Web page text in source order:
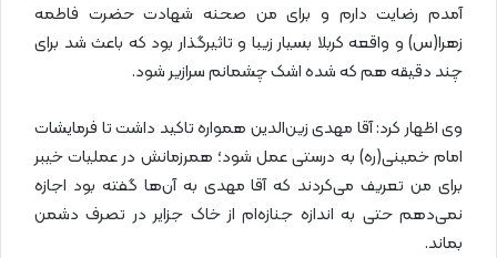
آمدم رضایت دارم و برای من صحنه شهادت حضرت فاطمه
زهرا(س) و واقعه کربلا بسیار زیبا و تاثیرگذار بود که باعث شد برای
چند دقیقه هم که شده اشک چشمانم سرازیر شود.
وی اظهار کرد: آقا مهدی زین‌الدین همواره تاکید داشت تا فرمایشات
امام خمینی(ره) به درستی عمل شود؛ همرزمانش در عملیات خیبر
برای من تعریف می‌کردند که آقا مهدی به آن‌ها گفته بود اجازه
نمی‌دهم حتی به اندازه جنازه‌ام از خاک جزایر در تصرف دشمن
بماند.